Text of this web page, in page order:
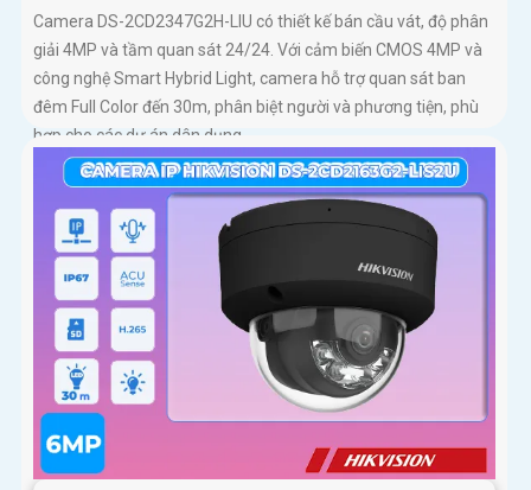
Camera DS-2CD2347G2H-LIU có thiết kế bán cầu vát, độ phân
giải 4MP và tầm quan sát 24/24. Với cảm biến CMOS 4MP và
công nghệ Smart Hybrid Light, camera hỗ trợ quan sát ban
đêm Full Color đến 30m, phân biệt người và phương tiện, phù
hợp cho các dự án dân dụng